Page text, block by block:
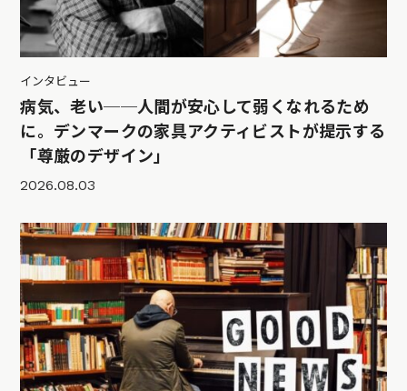
インタビュー
病気、老い──人間が安心して弱くなれるため
に。デンマークの家具アクティビストが提示する
「尊厳のデザイン」
2026.08.03